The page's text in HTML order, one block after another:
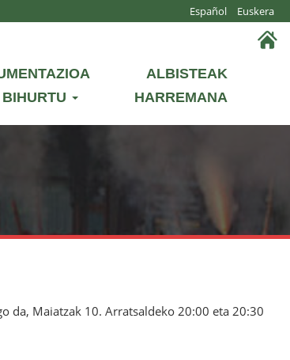
Español Euskera
ALBISTEAK
HARREMANA
da, Maiatzak 10. Arratsaldeko 20:00 eta 20:30